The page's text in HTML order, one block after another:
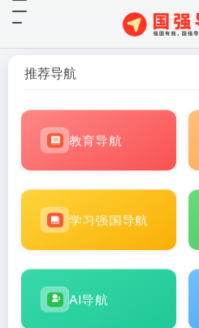
推荐导航
教育导航
学习强国导航
AI导航